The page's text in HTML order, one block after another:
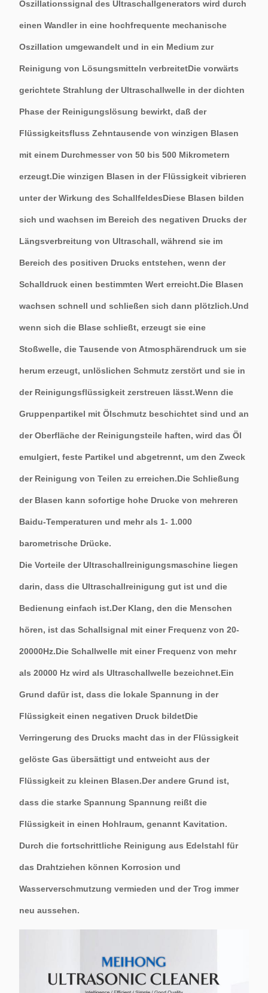
Oszillationssignal des Ultraschallgenerators wird durch
einen Wandler in eine hochfrequente mechanische
Oszillation umgewandelt und in ein Medium zur
Reinigung von Lösungsmitteln verbreitetDie vorwärts
gerichtete Strahlung der Ultraschallwelle in der dichten
Phase der Reinigungslösung bewirkt, daß der
Flüssigkeitsfluss Zehntausende von winzigen Blasen
mit einem Durchmesser von 50 bis 500 Mikrometern
erzeugt.Die winzigen Blasen in der Flüssigkeit vibrieren
unter der Wirkung des SchallfeldesDiese Blasen bilden
sich und wachsen im Bereich des negativen Drucks der
Längsverbreitung von Ultraschall, während sie im
Bereich des positiven Drucks entstehen, wenn der
Schalldruck einen bestimmten Wert erreicht.Die Blasen
wachsen schnell und schließen sich dann plötzlich.Und
wenn sich die Blase schließt, erzeugt sie eine
Stoßwelle, die Tausende von Atmosphärendruck um sie
herum erzeugt, unlöslichen Schmutz zerstört und sie in
der Reinigungsflüssigkeit zerstreuen lässt.Wenn die
Gruppenpartikel mit Ölschmutz beschichtet sind und an
der Oberfläche der Reinigungsteile haften, wird das Öl
emulgiert, feste Partikel und abgetrennt, um den Zweck
der Reinigung von Teilen zu erreichen.Die Schließung
der Blasen kann sofortige hohe Drucke von mehreren
Baidu-Temperaturen und mehr als 1- 1.000
barometrische Drücke.
Die Vorteile der Ultraschallreinigungsmaschine liegen
darin, dass die Ultraschallreinigung gut ist und die
Bedienung einfach ist.Der Klang, den die Menschen
hören, ist das Schallsignal mit einer Frequenz von 20-
20000Hz.Die Schallwelle mit einer Frequenz von mehr
als 20000 Hz wird als Ultraschallwelle bezeichnet.Ein
Grund dafür ist, dass die lokale Spannung in der
Flüssigkeit einen negativen Druck bildetDie
Verringerung des Drucks macht das in der Flüssigkeit
gelöste Gas übersättigt und entweicht aus der
Flüssigkeit zu kleinen Blasen.Der andere Grund ist,
dass die starke Spannung Spannung reißt die
Flüssigkeit in einen Hohlraum, genannt Kavitation.
Durch die fortschrittliche Reinigung aus Edelstahl für
das Drahtziehen können Korrosion und
Wasserverschmutzung vermieden und der Trog immer
neu aussehen.